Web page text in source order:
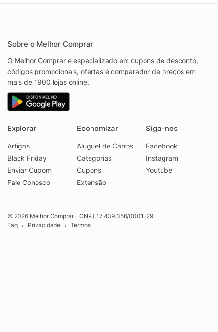
Sobre o Melhor Comprar
O Melhor Comprar é especializado em cupons de desconto,
códigos promocionais, ofertas e comparador de preços em
mais de 1900 lojas online.
Explorar
Artigos
Black Friday
Enviar Cupom
Fale Conosco
Economizar
Aluguel de Carros
Categorias
Cupons
Extensão
Siga-nos
Facebook
Instagram
Youtube
© 2026 Melhor Comprar - CNPJ 17.439.356/0001-29
Faq
• Privacidade • Termos